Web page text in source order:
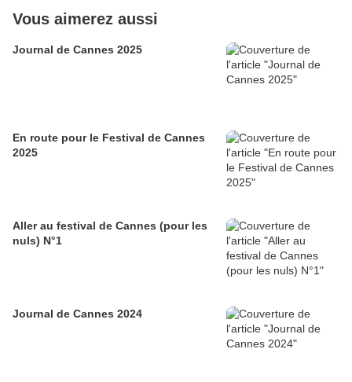
Vous aimerez aussi
Journal de Cannes 2025
En route pour le Festival de Cannes
2025
Aller au festival de Cannes (pour les
nuls) N°1
Journal de Cannes 2024